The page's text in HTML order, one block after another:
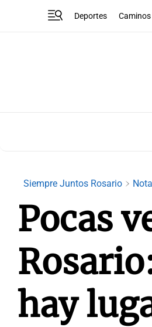
Deportes Caminos
Siempre Juntos Rosario
Pocas
hay